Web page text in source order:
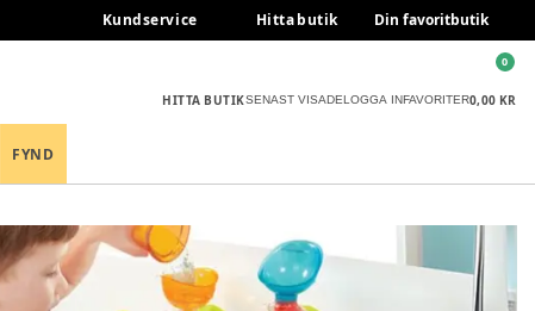
Kundservice Hitta butik Din favoritbutik
HITTA BUTIKSENAST VISADELOGGA INFAVORITER0,00 KR
0
FYND